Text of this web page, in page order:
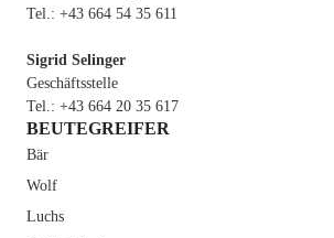
Tel.: +43 664 54 35 611
Sigrid Selinger
Geschäftsstelle
Tel.: +43 664 20 35 617
BEUTEGREIFER
Bär
Wolf
Luchs